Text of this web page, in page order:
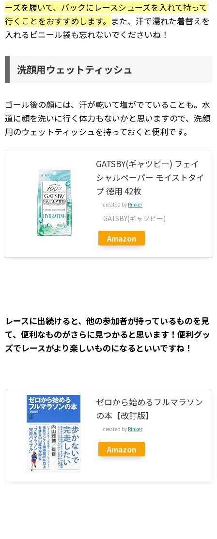
ーズを履いて、バックにレースシューズを入れて持って
行くことをおすすめします。 また、汗で濡れた着替えを
入れるビニール袋も忘れないでくださいね！
洗顔用ウェットティッシュ
ゴール後の顔には、汗が乾いて塩がでていることも。水
道に顔を洗いに行く体力もないかと思いますので、洗顔
用のウェットティッシュを持っておくと便利です。
GATSBY(ギャツビー) フェイ
シャルペーパー モイストタイ
プ 徳用 42枚
created by Rinker
GATSBY(ギャツビー)
Amazon
レースに出続けると、他の参加者が持っているものを見
て、便利なものがさらに見つかると思います！便利グッ
ズでレースがより楽しいものになるといいですね！
ゼロから始めるフルマラソン
の本【改訂版】
created by Rinker
Amazon